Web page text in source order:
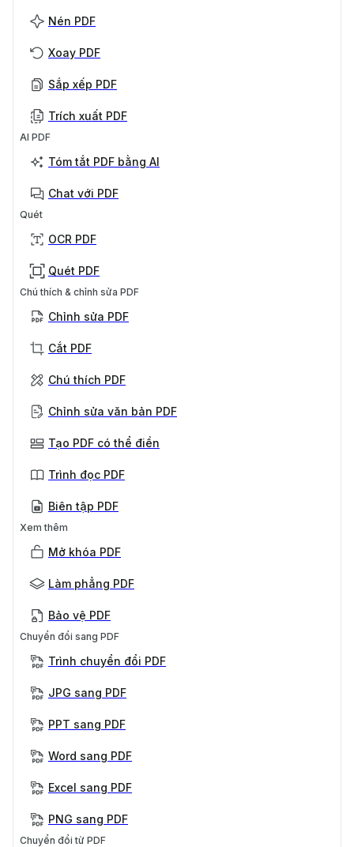
Nén PDF
Xoay PDF
Sắp xếp PDF
Trích xuất PDF
AI PDF
Tóm tắt PDF bằng AI
Chat với PDF
Quét
OCR PDF
Quét PDF
Chú thích & chỉnh sửa PDF
Chỉnh sửa PDF
Cắt PDF
Chú thích PDF
Chỉnh sửa văn bản PDF
Tạo PDF có thể điền
Trình đọc PDF
Biên tập PDF
Xem thêm
Mở khóa PDF
Làm phẳng PDF
Bảo vệ PDF
Chuyển đổi sang PDF
Trình chuyển đổi PDF
JPG sang PDF
PPT sang PDF
Word sang PDF
Excel sang PDF
PNG sang PDF
Chuyển đổi từ PDF